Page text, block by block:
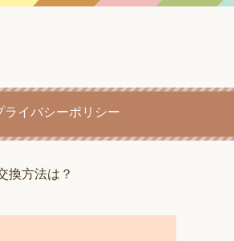
ライバシーポリシー
換方法は？